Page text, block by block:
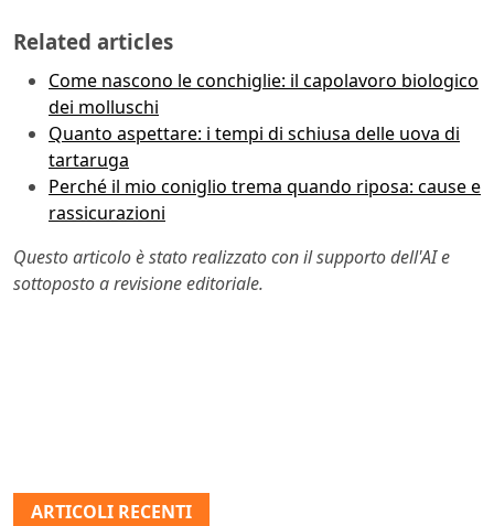
Related articles
Come nascono le conchiglie: il capolavoro biologico
dei molluschi
Quanto aspettare: i tempi di schiusa delle uova di
tartaruga
Perché il mio coniglio trema quando riposa: cause e
rassicurazioni
Questo articolo è stato realizzato con il supporto dell'AI e
sottoposto a revisione editoriale.
ARTICOLI RECENTI